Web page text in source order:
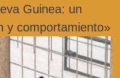
Guinea: un
y comportamiento»